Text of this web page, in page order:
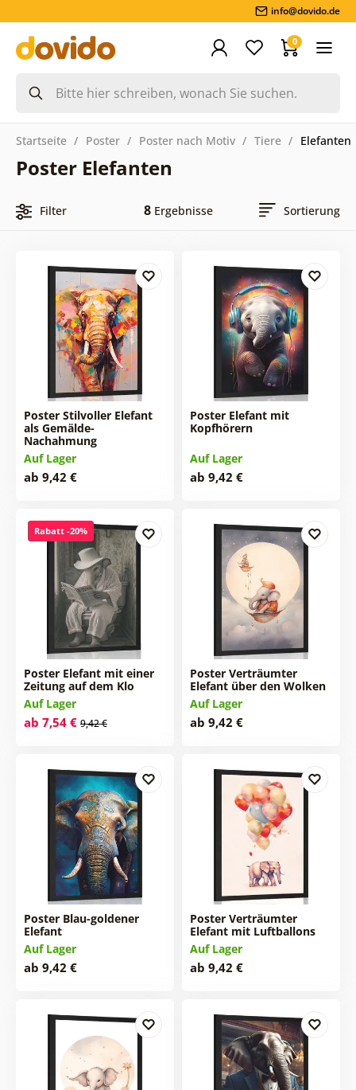
info@dovido.de
0
Startseite Poster Poster nach Motiv Tiere Elefanten
Poster Elefanten
Filter 8Ergebnisse Sortierung
Poster Stilvoller Elefant
als Gemälde-
Nachahmung
Auf Lager
ab 9,42 €
Poster Elefant mit
Kopfhörern
Auf Lager
ab 9,42 €
Rabatt -20%
Poster Elefant mit einer
Zeitung auf dem Klo
Auf Lager
ab 7,54 € 9,42 €
Poster Verträumter
Elefant über den Wolken
Auf Lager
ab 9,42 €
Poster Blau-goldener
Elefant
Auf Lager
ab 9,42 €
Poster Verträumter
Elefant mit Luftballons
Auf Lager
ab 9,42 €